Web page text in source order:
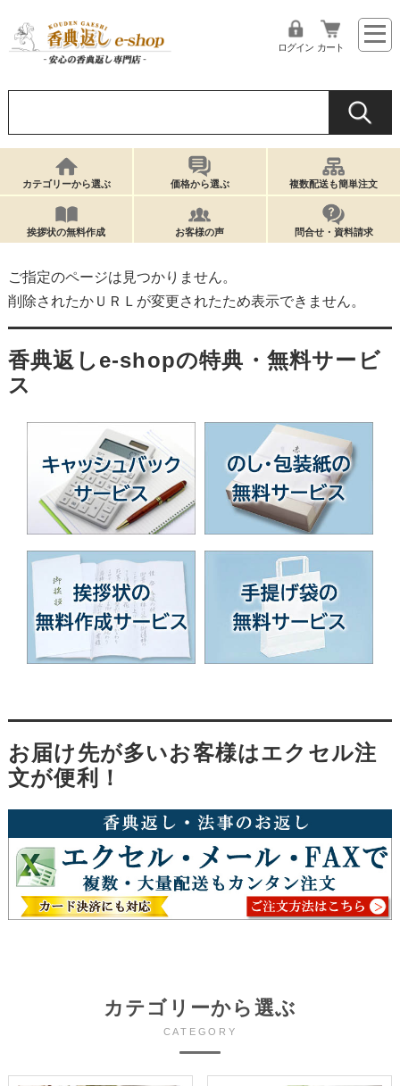
ログイン カート
カテゴリーから選ぶ 価格から選ぶ 複数配送も簡単注文
挨拶状の無料作成 お客様の声 問合せ・資料請求
ご指定のページは見つかりません。
削除されたかＵＲＬが変更されたため表示できません。
香典返しe-shopの特典・無料サービ
ス
お届け先が多いお客様はエクセル注
文が便利！
カテゴリーから選ぶ
CATEGORY